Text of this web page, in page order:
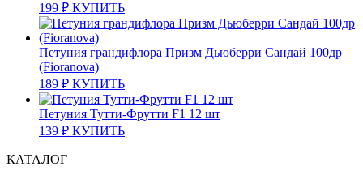
199 ₽ КУПИТЬ
Петуния грандифлора Призм Дьюберри Сандай 100др
(Fioranova)
189 ₽ КУПИТЬ
Петуния Тутти-Фрутти F1 12 шт
139 ₽ КУПИТЬ
КАТАЛОГ